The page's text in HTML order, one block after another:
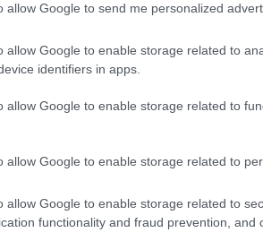
allow Google to send me personalized
allow Google to enable storage related to
identifiers in apps.
allow Google to enable storage related to
allow Google to enable storage related to
allow Google to enable storage related to
functionality and fraud prevention, and
281 előadását 84.842 néző
is kiemelkedő. A társulati
nyújtóknak. A
járó Petőfi-díjat -
Regenye Adrienn